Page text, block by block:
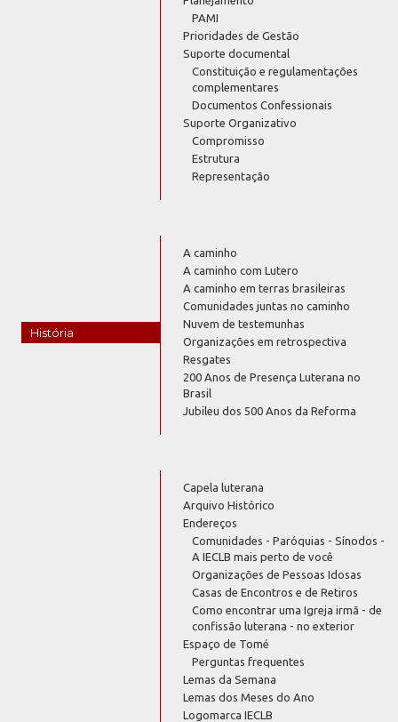
PAMI
Prioridades de Gestão
Suporte documental
Constituição e regulamentações
complementares
Documentos Confessionais
Suporte Organizativo
Compromisso
Estrutura
Representação
História
A caminho
A caminho com Lutero
A caminho em terras brasileiras
Comunidades juntas no caminho
Nuvem de testemunhas
Organizações em retrospectiva
Resgates
200 Anos de Presença Luterana no
Brasil
Jubileu dos 500 Anos da Reforma
Capela luterana
Arquivo Histórico
Endereços
Comunidades - Paróquias - Sínodos -
A IECLB mais perto de você
Organizações de Pessoas Idosas
Casas de Encontros e de Retiros
Como encontrar uma Igreja irmã - de
confissão luterana - no exterior
Espaço de Tomé
Perguntas frequentes
Lemas da Semana
Lemas dos Meses do Ano
Logomarca IECLB